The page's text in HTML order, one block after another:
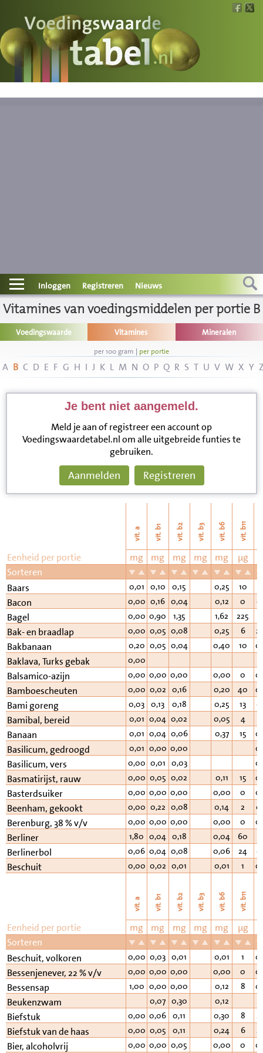
Voedingswaarde
Wat is wat?
Contact
Informatie
Disclaimer
Inloggen Registreren Nieuws
Vitamines van voedingsmiddelen per portie B
Voedingswaarde Vitamines Mineralen
per 100 gram | per portie
A B C D E F G H I J K L M N O P Q R S T U V W X Y
Je bent niet aangemeld.
Meld je aan of registreer een account op
Voedingswaardetabel.nl om alle uitgebreide funties te
gebruiken.
Aanmelden Registreren
vit. a vit. b1 vit. b2 vit. b3 vit. b6 vit. b11
Eenheid per portie mg mg mg mg mg µg
Sorteren
Baars
0,01 0,10 0,15 0,25 10
Bacon 0,00 0,16 0,04 0,12 0
Bagel 0,00 0,90 1,35 1,62 225
Bak- en braadlap 0,00 0,05 0,08 0,25 6
Bakbanaan 0,20 0,05 0,04 0,40 10
Baklava, Turks gebak 0,00
Balsamico-azijn 0,00 0,00 0,00 0,00 0
Bamboescheuten 0,00 0,02 0,16 0,20 40
Bami goreng 0,03 0,13 0,18 0,25 13
Bamibal, bereid 0,01 0,04 0,02 0,05 4
Banaan 0,01 0,04 0,06 0,37 15
Basilicum, gedroogd 0,01 0,00 0,00
Basilicum, vers 0,00 0,01 0,03
Basmatirijst, rauw 0,00 0,05 0,02 0,11 15
Basterdsuiker 0,00 0,00 0,00 0,00 0
Beenham, gekookt 0,00 0,22 0,08 0,14 2
Berenburg, 38 % v/v 0,00 0,00 0,00 0,00 0
Berliner 1,80 0,04 0,18 0,04 60
Berlinerbol 0,06 0,04 0,08 0,06 24
Beschuit 0,00 0,02 0,01 0,01 1
vit. a vit. b1 vit. b2 vit. b3 vit. b6 vit. b11
Eenheid per portie mg mg mg mg mg µg
Sorteren
Beschuit, volkoren
0,00 0,03 0,01 0,01 1
Bessenjenever, 22 % v/v 0,00 0,00 0,00 0,00 0
Bessensap 1,00 0,00 0,00 0,12 8
Beukenzwam 0,07 0,30 0,12
Biefstuk 0,00 0,06 0,11 0,30 8
Biefstuk van de haas 0,00 0,05 0,11 0,24 6
Bier, alcoholvrij 0,00 0,00 0,05 0,00 0